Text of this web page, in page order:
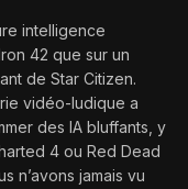
intelligence
42 que sur un
de Star Citizen.
vidéo-ludique a
des IA bluffants, y
4 ou Red Dead
n’avons jamais vu